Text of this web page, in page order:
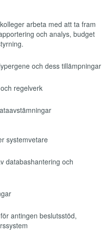
arbeta med att ta fram
och analys, budget
och dess tillämpningar
regelverk
systemvetare
databashantering och
antingen beslutsstöd,